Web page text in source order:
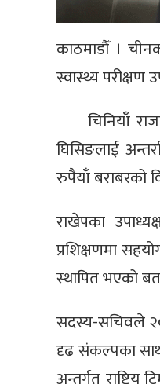
काठमाडौँ ।
स्वास्थ्य
चिनियाँ
घिसिङलाई
रुपैयाँ बराबरको
राखेपका
प्रशिक्षणमा
स्थापित भएको
सदस्य-सचिवले
दृढ संकल्पका
अन्तर्गत